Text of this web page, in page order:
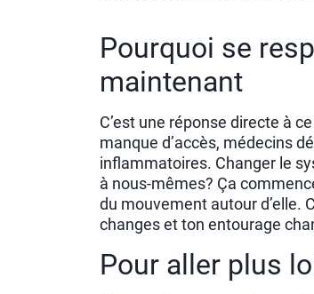
Pourquoi se
maintenant
C’est une réponse directe à
manque d’accès, médecins
inflammatoires. Changer le
à nous-mêmes? Ça
du mouvement autour d’elle.
changes et ton entourage
Pour aller plus